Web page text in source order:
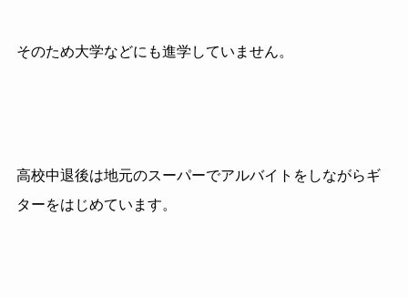
そのため大学などにも進学していません。
高校中退後は地元のスーパーでアルバイトをしながらギ
ターをはじめています。